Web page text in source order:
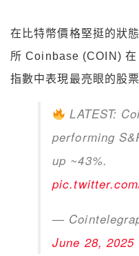
在比特幣價格堅挺的狀態
所 Coinbase (COIN) 在
指數中表現最亮眼的股
LATEST:
performing
up ~43%.
—
June 28, 2025